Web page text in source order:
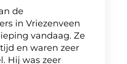
de
in Vriezenveen
vandaag. Ze
en waren zeer
Hij was zeer